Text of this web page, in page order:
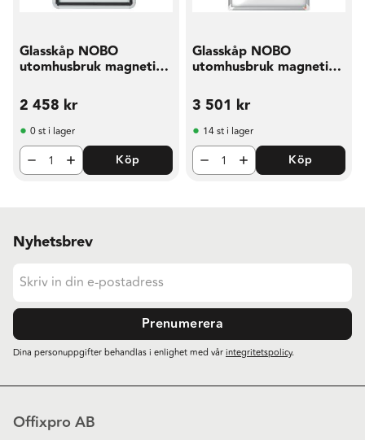
Glasskåp NOBO
utomhusbruk magnetisk
2 458 kr
0 st i lager
Köp
Glasskåp NOBO
utomhusbruk magnetisk
3 501 kr
14 st i lager
Köp
Nyhetsbrev
Prenumerera
Dina personuppgifter behandlas i enlighet med vårintegritetspolicy.
Offixpro AB